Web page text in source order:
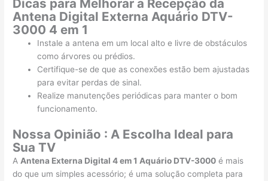
Dicas para Melhorar a Recepção da
Antena Digital Externa Aquário DTV-
3000 4 em 1
Instale a antena em um local alto e livre de obstáculos
como árvores ou prédios.
Certifique-se de que as conexões estão bem ajustadas
para evitar perdas de sinal.
Realize manutenções periódicas para manter o bom
funcionamento.
Nossa Opinião : A Escolha Ideal para
Sua TV
A Antena Externa Digital 4 em 1 Aquário DTV-3000 é mais
do que um simples acessório; é uma solução completa para